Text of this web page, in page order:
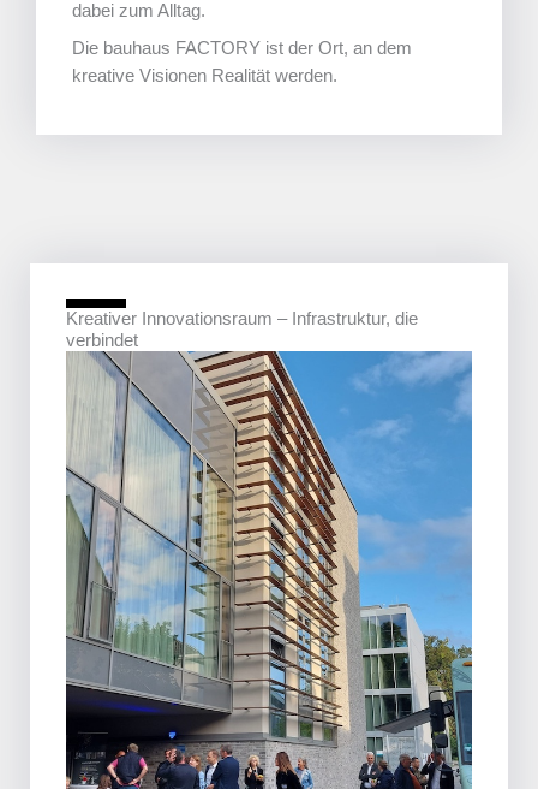
dabei zum Alltag.
Die bauhaus FACTORY ist der Ort, an dem
kreative Visionen Realität werden.
Kreativer Innovationsraum – Infrastruktur, die
verbindet